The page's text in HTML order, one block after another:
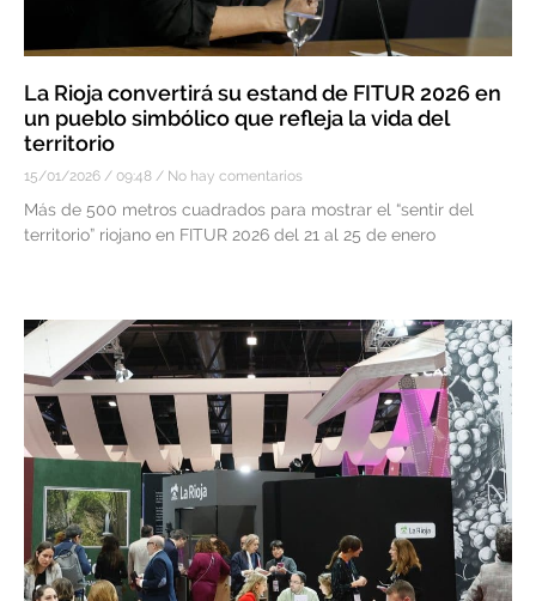
La Rioja convertirá su estand de FITUR 2026 en
un pueblo simbólico que refleja la vida del
territorio
15/01/2026 09:48 No hay comentarios
Más de 500 metros cuadrados para mostrar el “sentir del
territorio” riojano en FITUR 2026 del 21 al 25 de enero